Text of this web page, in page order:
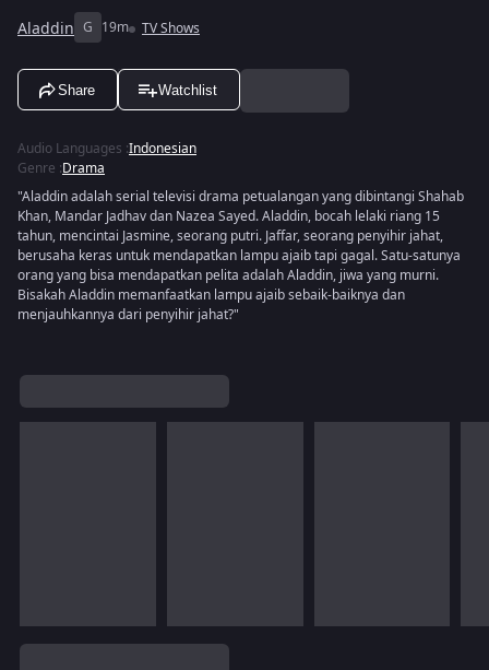
Aladdin G 19m TV Shows
Share Watchlist
Audio Languages :Indonesian
Genre :Drama
"Aladdin adalah serial televisi drama petualangan yang dibintangi Shahab
Khan, Mandar Jadhav dan Nazea Sayed. Aladdin, bocah lelaki riang 15
tahun, mencintai Jasmine, seorang putri. Jaffar, seorang penyihir jahat,
berusaha keras untuk mendapatkan lampu ajaib tapi gagal. Satu-satunya
orang yang bisa mendapatkan pelita adalah Aladdin, jiwa yang murni.
Bisakah Aladdin memanfaatkan lampu ajaib sebaik-baiknya dan
menjauhkannya dari penyihir jahat?"